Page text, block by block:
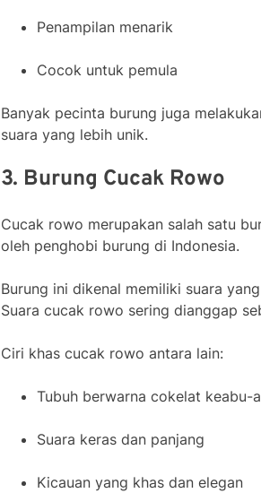
Penampilan menarik
Cocok untuk pemula
Banyak pecinta burung juga
suara yang lebih unik.
3. Burung Cucak Rowo
Cucak rowo merupakan salah satu
oleh penghobi burung di Indonesia.
Burung ini dikenal memiliki suara
Suara cucak rowo sering dianggap
Ciri khas cucak rowo antara lain:
Tubuh berwarna cokelat keabu-
Suara keras dan panjang
Kicauan yang khas dan elegan